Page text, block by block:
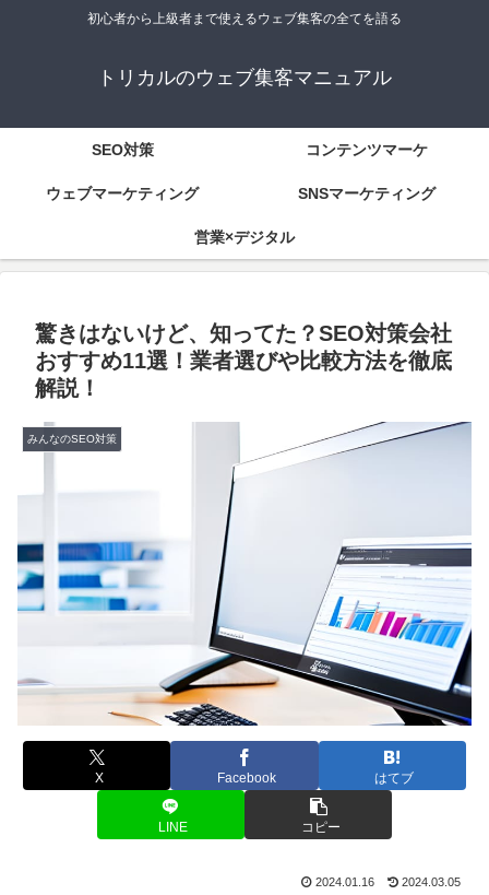
初心者から上級者まで使えるウェブ集客の全てを語る
トリカルのウェブ集客マニュアル
SEO対策 コンテンツマーケ
ウェブマーケティング SNSマーケティング
営業×デジタル
驚きはないけど、知ってた？SEO対策会社
おすすめ11選！業者選びや比較方法を徹底
解説！
みんなのSEO対策
X Facebook はてブ
LINE コピー
2024.01.16 2024.03.05